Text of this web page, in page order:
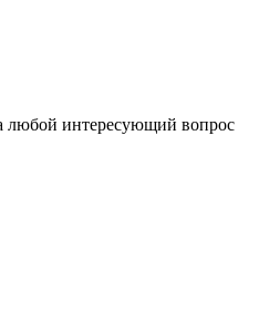
любой интересующий вопрос